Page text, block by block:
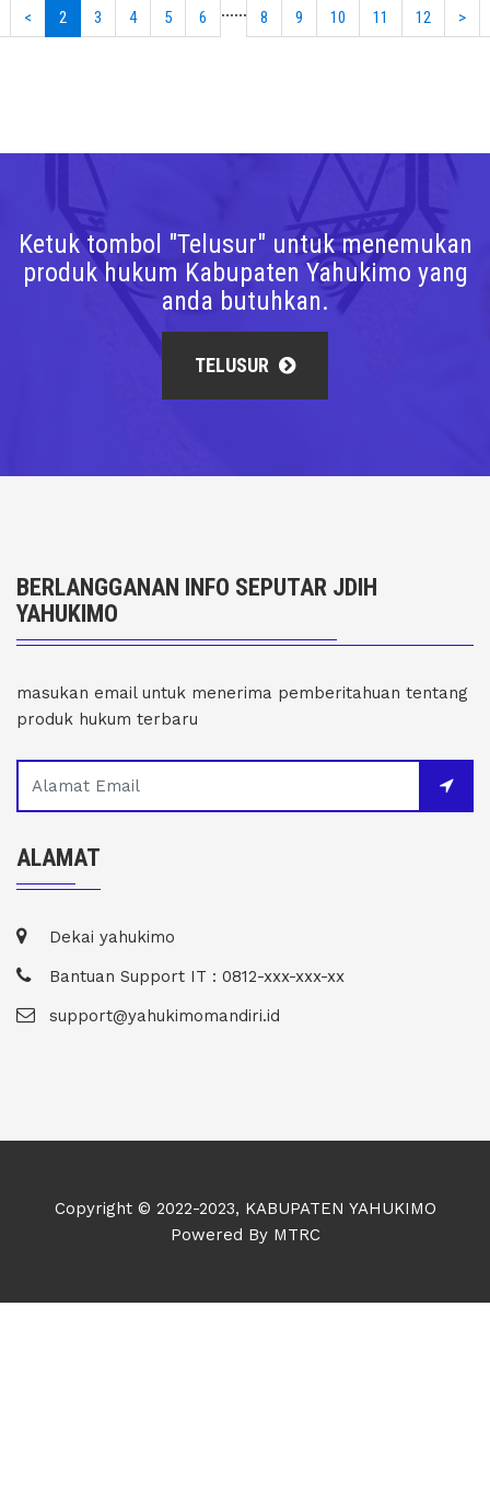
< 2 3 4 5 6 ...... 8 9 10 11 12 >
Ketuk tombol "Telusur" untuk menemukan
produk hukum Kabupaten Yahukimo yang
anda butuhkan.
TELUSUR
BERLANGGANAN INFO SEPUTAR JDIH
YAHUKIMO
masukan email untuk menerima pemberitahuan tentang
produk hukum terbaru
ALAMAT
Dekai yahukimo
Bantuan Support IT : 0812-xxx-xxx-xx
support@yahukimomandiri.id
Copyright © 2022-2023, KABUPATEN YAHUKIMO
Powered By MTRC